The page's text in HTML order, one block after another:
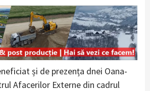
și de prezența dnei Oana-
Afacerilor Externe din cadrul